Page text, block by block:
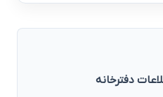
دفترخانه